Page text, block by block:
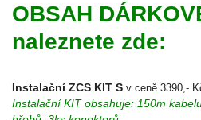
OBSAH
naleznete zde:
Instalační ZCS KIT S v ceně 3390,-
Instalační KIT obsahuje: 150m